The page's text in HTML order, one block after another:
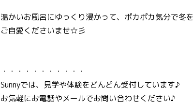
温かいお風呂にゆっくり浸かって、ポカポカ気分で冬
ご自愛くださいませ☆彡
・・・・・・・・・・・
Sunnyでは、見学や体験をどんどん受付しています♪
お気軽にお電話やメールでお問い合わせください♪